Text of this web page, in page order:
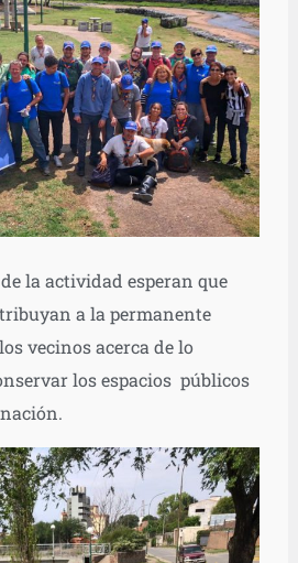
la actividad esperan que
a la permanente
vecinos acerca de lo
los espacios públicos